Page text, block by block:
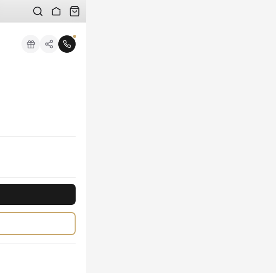
균 4~8장의 검수 사진을 받아보실 수 있습니다.
에는 무료입니다.
.
재로 제작되어 고급스러운 질감과 뛰어난 착용감을 선사하며, 시그니처 Triple Stitch 디